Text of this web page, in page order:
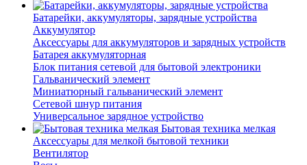
Батарейки, аккумуляторы, зарядные устройства
Аккумулятор
Аксессуары для аккумуляторов и зарядных устройств
Батарея аккумуляторная
Блок питания сетевой для бытовой электроники
Гальванический элемент
Миниатюрный гальванический элемент
Сетевой шнур питания
Универсальное зарядное устройство
Бытовая техника мелкая
Аксессуары для мелкой бытовой техники
Вентилятор